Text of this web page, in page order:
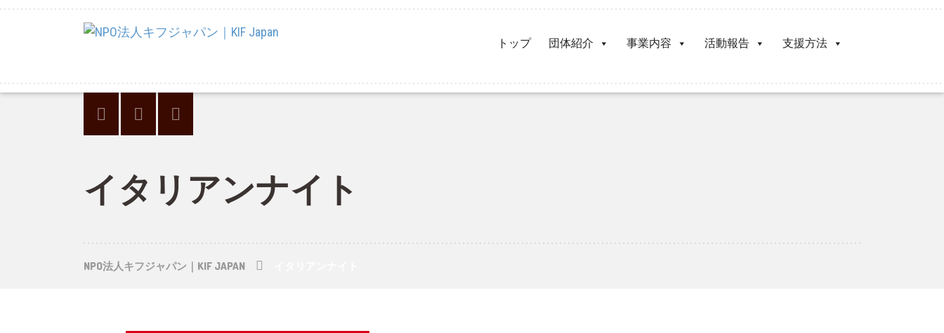
トップ 団体紹介 事業内容 活動報告 支援方法
イタリアンナイト
NPO法人キフジャパン｜KIF JAPAN